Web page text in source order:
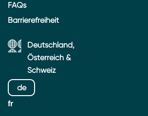
FAQs
Barrierefreiheit
Deutschland,
Österreich &
Schweiz
de
fr